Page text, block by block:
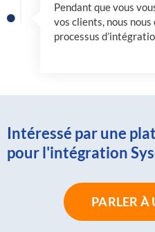
Pendant que vous
vos clients, nous
processus
Intéressé par une
pour l'intégration
PARLER À